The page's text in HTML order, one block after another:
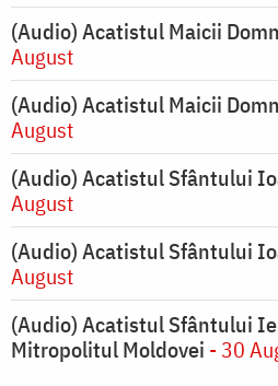
(Audio) Acatistul Maicii
August
(Audio) Acatistul Maicii
August
(Audio) Acatistul Sfântului
August
(Audio) Acatistul Sfântului
August
(Audio) Acatistul Sfântului
Mitropolitul Moldovei - 30